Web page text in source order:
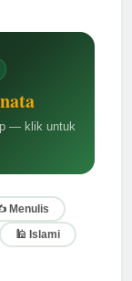
— klik untuk
Menulis
🕌 Islami